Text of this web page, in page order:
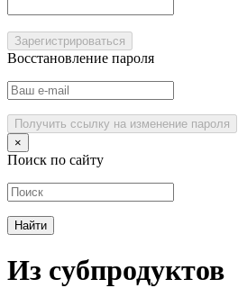
Зарегистрироваться
Восстановление пароля
Получить ссылку на изменение пароля
×
Поиск по сайту
Из субпродуктов